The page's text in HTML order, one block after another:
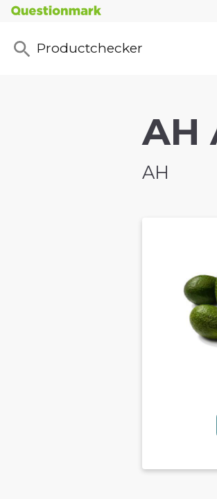
Productchecker
AH
AH